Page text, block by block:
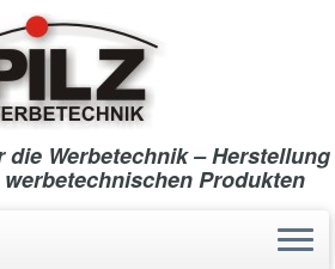
Werbetechnik – Herstellung
Produkten